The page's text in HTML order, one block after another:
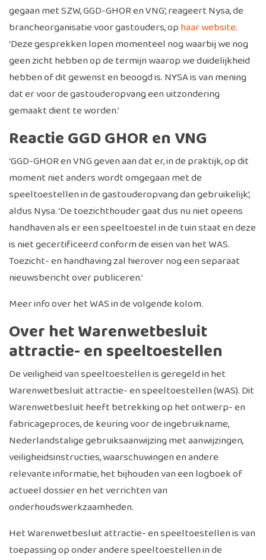
gegaan met SZW, GGD-GHOR en VNG’, reageert Nysa, de
brancheorganisatie voor gastouders, ophaar website.
‘Deze gesprekken lopen momenteel nog waarbij we nog
geen zicht hebben op de termijn waarop we duidelijkheid
hebben of dit gewenst en beoogd is. NYSA is van mening
dat er voor de gastouderopvang een uitzondering
gemaakt dient te worden.’
Reactie GGD GHOR en VNG
‘GGD-GHOR en VNG geven aan dat er, in de praktijk, op dit
moment niet anders wordt omgegaan met de
speeltoestellen in de gastouderopvang dan gebruikelijk’,
aldus Nysa. ‘De toezichthouder gaat dus nu niet opeens
handhaven als er een speeltoestel in de tuin staat en deze
is niet gecertificeerd conform de eisen van het WAS.
Toezicht- en handhaving zal hierover nog een separaat
nieuwsbericht over publiceren.’
Meer info over het WAS in de volgende kolom.
Over het Warenwetbesluit
attractie- en speeltoestellen
De veiligheid van speeltoestellen is geregeld in het
Warenwetbesluit attractie- en speeltoestellen (WAS). Dit
Warenwetbesluit heeft betrekking op het ontwerp- en
fabricageproces, de keuring voor de ingebruikname,
Nederlandstalige gebruiksaanwijzing met aanwijzingen,
veiligheidsinstructies, waarschuwingen en andere
relevante informatie, het bijhouden van een logboek of
actueel dossier en het verrichten van
onderhoudswerkzaamheden.
Het Warenwetbesluit attractie- en speeltoestellen is van
toepassing op onder andere speeltoestellen in de